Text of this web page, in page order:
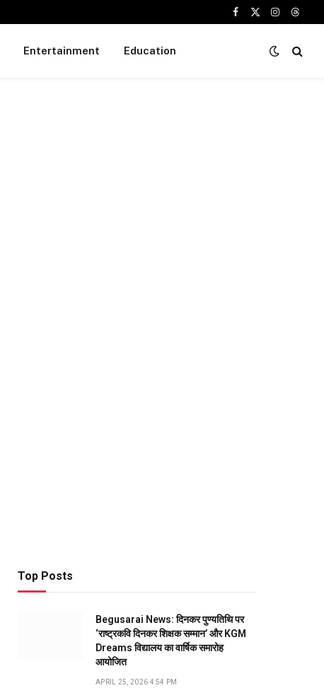
Facebook
X
Instagram
Entertainment Education
Top Posts
Begusarai News: दिनकर पुण्यतिथि पर
‘राष्ट्रकवि दिनकर शिक्षक सम्मान’ और KGM
Dreams विद्यालय का वार्षिक समारोह
आयोजित
APRIL 25, 2026 4:54 PM